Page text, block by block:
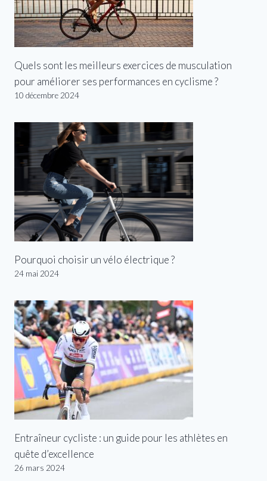
Quels sont les meilleurs exercices de musculation
pour améliorer ses performances en cyclisme ?
10 décembre 2024
Pourquoi choisir un vélo électrique ?
24 mai 2024
Entraîneur cycliste : un guide pour les athlètes en
quête d’excellence
26 mars 2024